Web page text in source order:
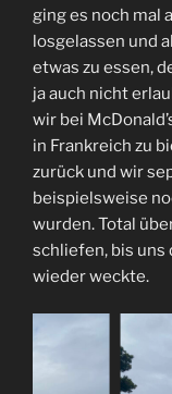
ging es noch mal
losgelassen und
etwas zu essen,
ja auch nicht
wir bei
in Frankreich zu
zurück und wir
beispielsweise
wurden. Total
schliefen, bis uns
wieder weckte.